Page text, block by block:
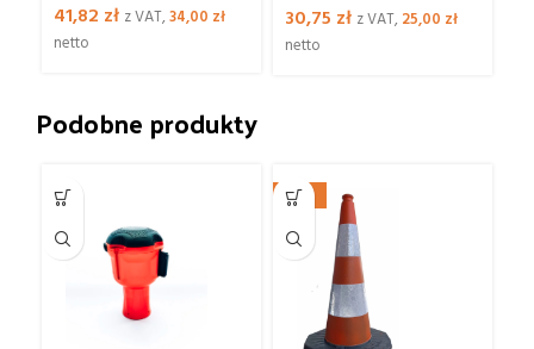
41,82 zł z VAT,34,00 zł
netto
30,75 zł z VAT,25,00 zł
netto
Podobne produkty
-30%